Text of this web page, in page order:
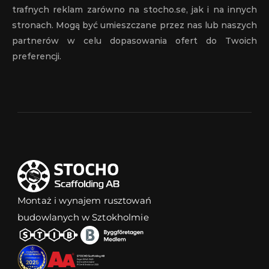
trafnych reklam zarówno na stocho.se, jak i na innych
stronach. Mogą być umieszczane przez nas lub naszych
partnerów w celu dopasowania ofert do Twoich
preferencji.
Montaż i wynajem rusztowań
budowlanych w Sztokholmie